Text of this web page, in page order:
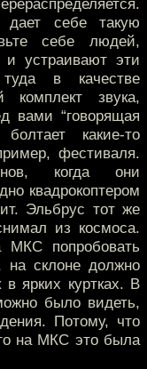
себе такую
себе людей,
и устраивают эти
в качестве
звука,
вами “говорящая
какие-то
фестиваля.
когда они
квадрокоптером
Эльбрус тот же
из космоса.
попробовать
на склоне должно
ярких куртках. В
было видеть,
Потому, что
на МКС это была